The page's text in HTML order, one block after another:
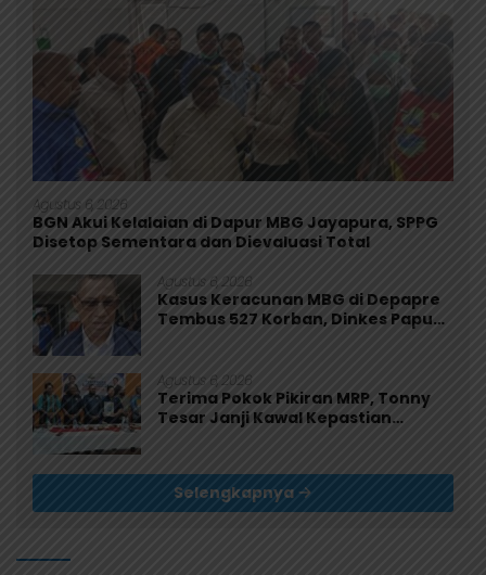
Agustus 6, 2026
BGN Akui Kelalaian di Dapur MBG Jayapura, SPPG
Disetop Sementara dan Dievaluasi Total
Agustus 6, 2026
Kasus Keracunan MBG di Depapre
Tembus 527 Korban, Dinkes Papua
Agustus 6, 2026
Terima Pokok Pikiran MRP, Tonny
Tesar Janji Kawal Kepastian
Selengkapnya